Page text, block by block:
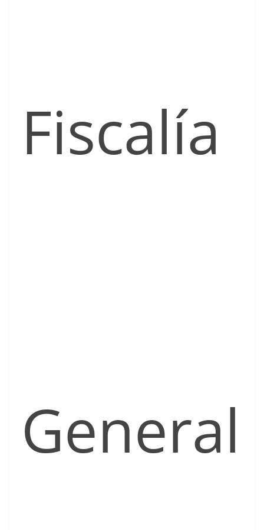
Fiscalía
General